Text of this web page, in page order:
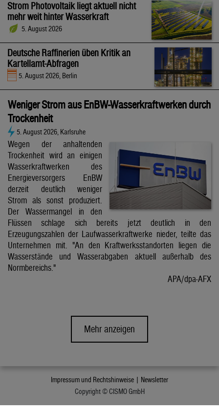
Strom Photovoltaik liegt aktuell nicht
mehr weit hinter Wasserkraft
5. August 2026
Deutsche Raffinerien üben Kritik an
Kartellamt-Abfragen
5. August 2026, Berlin
Weniger Strom aus EnBW-Wasserkraftwerken durch
Trockenheit
5. August 2026, Karlsruhe
Wegen der anhaltenden
Trockenheit wird an einigen
Wasserkraftwerken des
Energieversorgers EnBW
derzeit deutlich weniger
Strom als sonst produziert.
Der Wassermangel in den
Flüssen schlage sich bereits jetzt deutlich in den
Erzeugungszahlen der Laufwasserkraftwerke nieder, teilte das
Unternehmen mit. "An den Kraftwerksstandorten liegen die
Wasserstände und Wasserabgaben aktuell außerhalb des
Normbereichs."
APA/dpa-AFX
Mehr anzeigen
Impressum und Rechtshinweise | Newsletter
Copyright © CISMO GmbH